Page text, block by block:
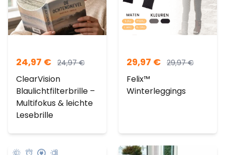
24,97 € 24,97€
ClearVision
Blaulichtfilterbrille –
Multifokus & leichte
Lesebrille
29,97 € 29,97€
Felix™
Winterleggings